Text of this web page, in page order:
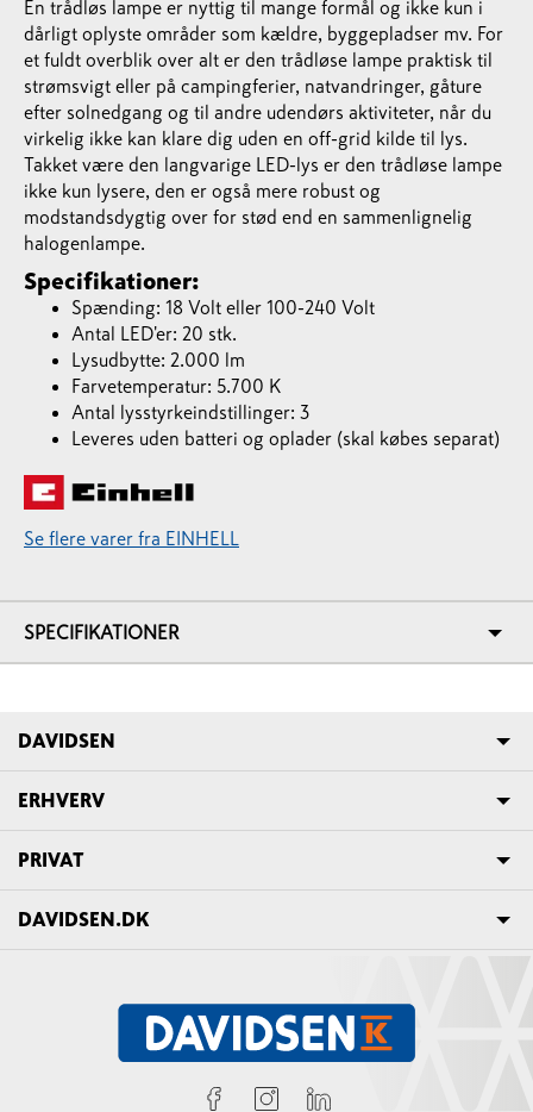
En trådløs lampe er nyttig til mange formål og ikke kun i
dårligt oplyste områder som kældre, byggepladser mv. For
et fuldt overblik over alt er den trådløse lampe praktisk til
strømsvigt eller på campingferier, natvandringer, gåture
efter solnedgang og til andre udendørs aktiviteter, når du
virkelig ikke kan klare dig uden en off-grid kilde til lys.
Takket være den langvarige LED-lys er den trådløse lampe
ikke kun lysere, den er også mere robust og
modstandsdygtig over for stød end en sammenlignelig
halogenlampe.
Specifikationer:
Spænding: 18 Volt eller 100-240 Volt
Antal LED'er: 20 stk.
Lysudbytte: 2.000 lm
Farvetemperatur: 5.700 K
Antal lysstyrkeindstillinger: 3
Leveres uden batteri og oplader (skal købes separat)
Se flere varer fra EINHELL
SPECIFIKATIONER
DAVIDSEN
ERHVERV
PRIVAT
DAVIDSEN.DK